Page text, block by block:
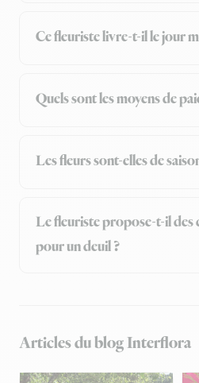
Ce fleuriste livre-t-il le jour
Quels sont les moyens de
Les fleurs sont-elles de
Le fleuriste propose-t-il
pour un deuil ?
Articles du blog Interflora